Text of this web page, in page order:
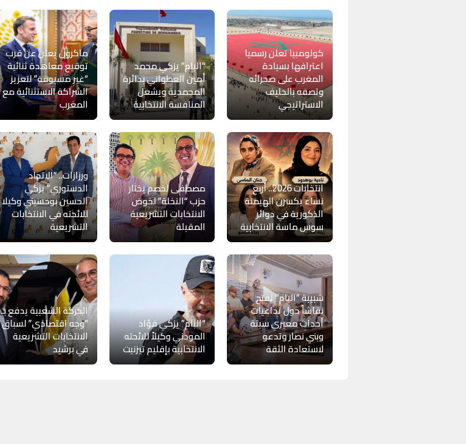
كولومبيا تعلن رسميا
اعترافها بسيادة
المغرب على صحرائه
وتصفه بالحليف
الاستراتيجي
“البام” يزكي محمد
أمين العطواني بدائرة
المحمدية ويشعل
المنافسة الانتخابية
ماكرون يعلن عن قرب
توقيع معاهدة ثنائية
“غير مسبوقة” لتعزيز
الشراكة الاستثنائية مع
المغرب
انتخابات 2026.. أربع
نساء يكسرن الهيمنة
الذكورية في دوائر
سوس ماسة الانتخابية
مصطفى لخصم يختار
حزب “النخلة” لخوض
الانتخابات التشريعية
المقبلة
ورزازات.. “الاتحاد
الدستوري” يزكي
الحسين بوحسيني وكيلا
للائحته في الانتخابات
التشريعية
شبيبة “البام” تفتح
نقاشاً حول تداعيات
أحداث معبري سبتة
وبني نصار وتدعو
لاستعادة الثقة
“البام” يزكي فؤاد
المودني وكيلاً للائحته
الانتخابية بإقليم تيزنيت
الحركة الشعبية يدفع بـ
“وجه اقتصادي” لسباق
الانتخابات التشريعية
في برشيد